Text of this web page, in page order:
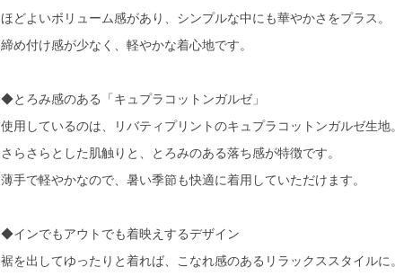
ほどよいボリューム感があり、シンプルな中にも華やかさをプラス。
締め付け感が少なく、軽やかな着心地です。
◆とろみ感のある「キュプラコットンガルゼ」
使用しているのは、リバティプリントのキュプラコットンガルゼ生地。
さらさらとした肌触りと、とろみのある落ち感が特徴です。
薄手で軽やかなので、暑い季節も快適に着用していただけます。
◆インでもアウトでも着映えするデザイン
裾を出してゆったりと着れば、こなれ感のあるリラックススタイルに。